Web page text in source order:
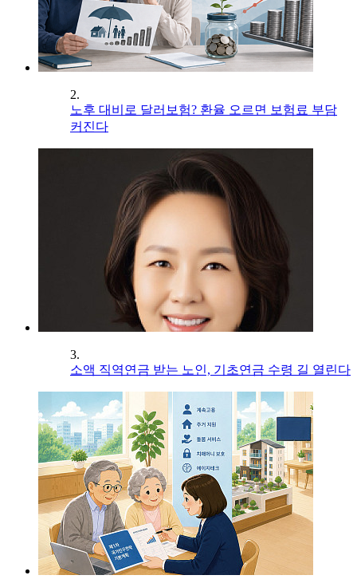
2.
노후 대비로 달러보험? 환율 오르면 보험료 부담
커진다
3.
소액 직역연금 받는 노인, 기초연금 수령 길 열린다